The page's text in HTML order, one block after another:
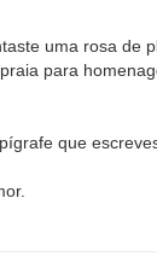
uma rosa de
para
que